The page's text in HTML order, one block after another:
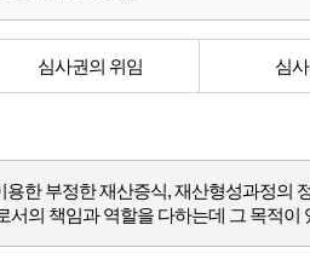
심사권의 위임 심
한 부정한 재산증식, 재산형성과정의
의 책임과 역할을 다하는데 그 목적이